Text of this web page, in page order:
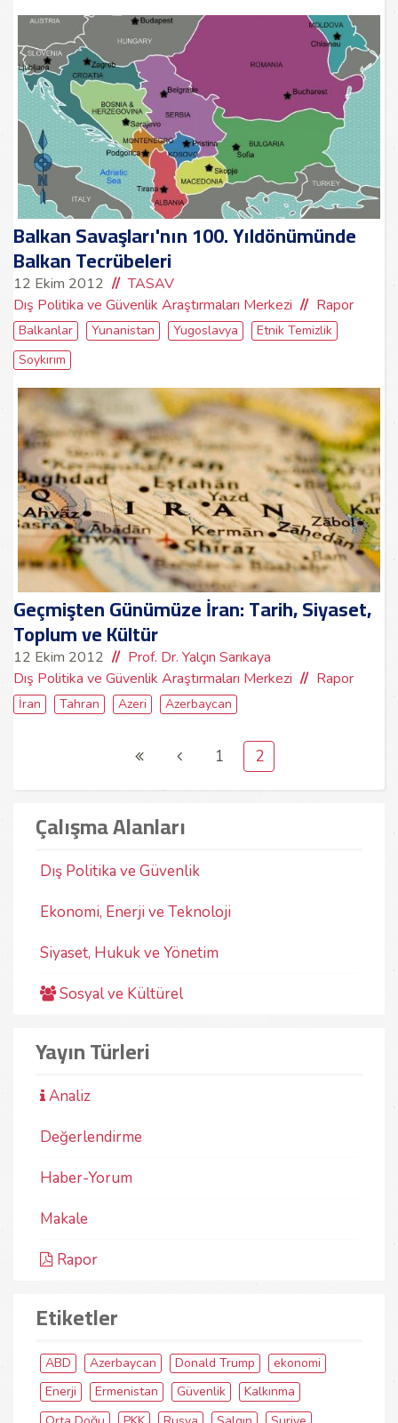
Balkan Savaşları'nın 100. Yıldönümünde
Balkan Tecrübeleri
12 Ekim 2012
TASAV
Dış Politika ve Güvenlik Araştırmaları Merkezi
Rapor
Balkanlar Yunanistan Yugoslavya
Etnik Temizlik
Soykırım
Geçmişten Günümüze İran: Tarih, Siyaset,
Toplum ve Kültür
12 Ekim 2012
Prof. Dr. Yalçın Sarıkaya
Dış Politika ve Güvenlik Araştırmaları Merkezi
Rapor
İran Tahran Azeri Azerbaycan
1 2
Çalışma Alanları
Dış Politika ve Güvenlik
Ekonomi, Enerji ve Teknoloji
Siyaset, Hukuk ve Yönetim
Sosyal ve Kültürel
Yayın Türleri
Analiz
Değerlendirme
Haber-Yorum
Makale
Rapor
Etiketler
ABD Azerbaycan Donald Trump
ekonomi
Enerji
Ermenistan Güvenlik
Kalkınma